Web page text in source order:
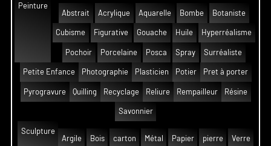
Peinture
Abstrait
Acrylique Aquarelle Bombe Botaniste
Cubisme Figurative Gouache Huile Hyperréalisme
Pochoir Porcelaine Posca Spray Surréaliste
Petite Enfance Photographie Plasticien Potier Pret à porter
Pyrogravure Quilling Recyclage Reliure Rempailleur Résine
Savonnier
Sculpture
Argile
Bois carton Métal Papier pierre Verre